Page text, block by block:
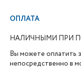
ОПЛАТА
НАЛИЧНЫМИ ПРИ
Вы можете оплатить
непосредственно в